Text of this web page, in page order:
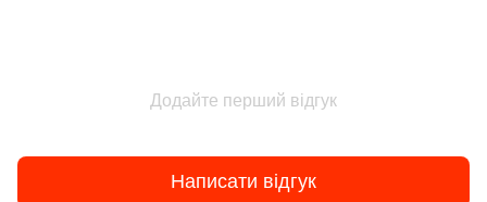
Додайте перший відгук
Написати відгук